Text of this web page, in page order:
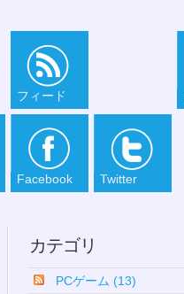
フィード
Facebook Twitter
カテゴリ
PCゲーム (13)